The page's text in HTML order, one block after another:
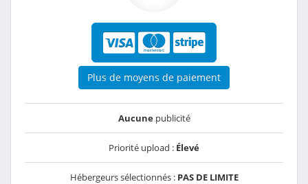
Plus de moyens de paiement
Aucunepublicité
Priorité upload : Élevé
Hébergeurs sélectionnés : PAS DE LIMITE